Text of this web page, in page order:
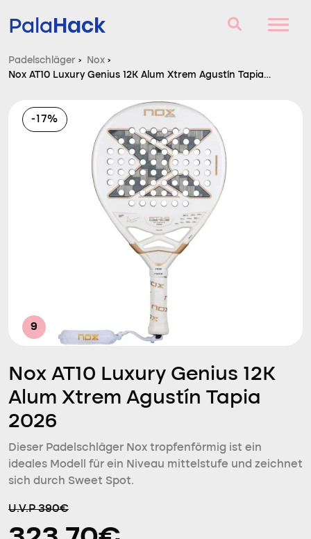
PalaHack
Padelschläger
Fragen und Antworten
Vergleich
Padelschläger › Nox ›
Nox AT10 Luxury Genius 12K Alum Xtrem Agustín Tapia
-17%
9
Nox AT10 Luxury Genius 12K
Alum Xtrem Agustín Tapia
2026
Dieser Padelschläger Nox tropfenförmig ist ein
ideales Modell für ein Niveau mittelstufe und zeichnet
sich durch Sweet Spot.
U.V.P 390€